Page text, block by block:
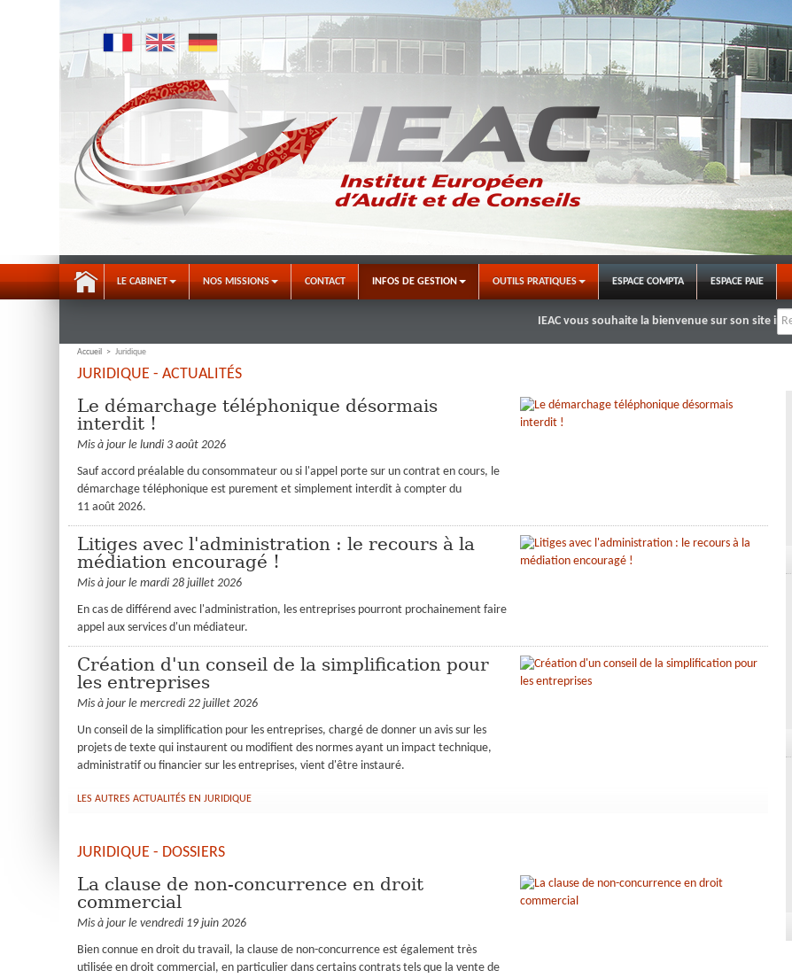
LE CABINET NOS MISSIONS CONTACT INFOS DE GESTION OUTILS PRATIQUES ESPACE COMPTA ESPACE PAIE
IEAC vous souhaite la bienvenue sur son site internet
Accueil > Juridique
JURIDIQUE - ACTUALITÉS
Le démarchage téléphonique désormais
interdit !
Mis à jour le lundi 3 août 2026
Sauf accord préalable du consommateur ou si l'appel porte sur un contrat en cours, le
démarchage téléphonique est purement et simplement interdit à compter du
11 août 2026.
Litiges avec l'administration : le recours à la
médiation encouragé !
Mis à jour le mardi 28 juillet 2026
En cas de différend avec l'administration, les entreprises pourront prochainement faire
appel aux services d'un médiateur.
Création d'un conseil de la simplification pour
les entreprises
Mis à jour le mercredi 22 juillet 2026
Un conseil de la simplification pour les entreprises, chargé de donner un avis sur les
projets de texte qui instaurent ou modifient des normes ayant un impact technique,
administratif ou financier sur les entreprises, vient d'être instauré.
LES AUTRES ACTUALITÉS EN JURIDIQUE
JURIDIQUE - DOSSIERS
La clause de non-concurrence en droit
commercial
Mis à jour le vendredi 19 juin 2026
Bien connue en droit du travail, la clause de non-concurrence est également très
utilisée en droit commercial, en particulier dans certains contrats tels que la vente de